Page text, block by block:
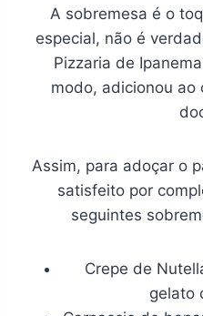
A sobremesa é o
especial, não é
Pizzaria de
modo, adicionou ao
Assim, para adoçar o
satisfeito por
seguintes
Crepe de
gelato